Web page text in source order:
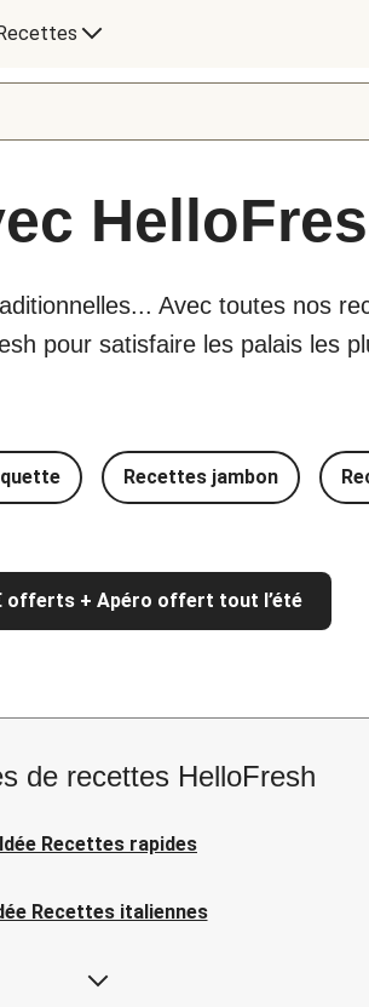
Avec toutes nos
pour satisfaire les palais les
Recettes jambon
offerts + Apéro offert tout l’été
de recettes HelloFresh
Idée Recettes rapides
Recettes italiennes
Recettes asiatiques